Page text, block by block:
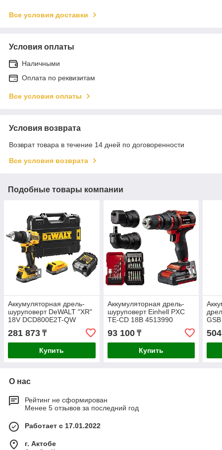
Все условия доставки
Условия оплаты
Наличными
Оплата по реквизитам
Все условия оплаты
Условия возврата
Возврат товара в течение 14 дней по договоренности
Все условия возврата
Подобные товары компании
Аккумуляторная дрель-
шуруповерт DeWALT "XR"
18V DCD800E2T-QW
281 873 ₸
Купить
Аккумуляторная дрель-
шуруповерт Einhell PXC
TE-CD 18В 4513990
93 100₸
Купить
О нас
Рейтинг не сформирован
Менее 5 отзывов за последний год
Работает с 17.01.2022
г. Актобе